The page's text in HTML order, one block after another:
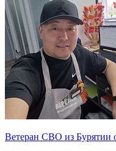
Ветеран СВО из Бурятии